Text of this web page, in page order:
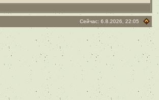
Сейчас: 6.8.2026, 22:05